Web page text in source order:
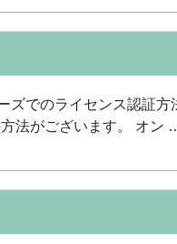
でのライセンス認証
法がございます。 オン